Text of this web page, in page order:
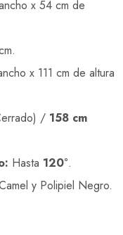
x 54 cm de
x 111 cm de altura
/ 158 cm
Hasta 120°.
y Polipiel Negro.